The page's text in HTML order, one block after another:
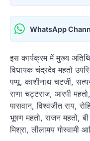
WhatsApp
इस कार्यक्रम में मुख्य
विधायक चंद्रदेव महतो
पप्पू, काशीनाथ चटर्जी,
राणा चट्टराज, आरपी
पासवान, विश्वजीत राय,
भूषण महतो, राजन महतो,
मिश्रा, लीलामय गोस्वामी